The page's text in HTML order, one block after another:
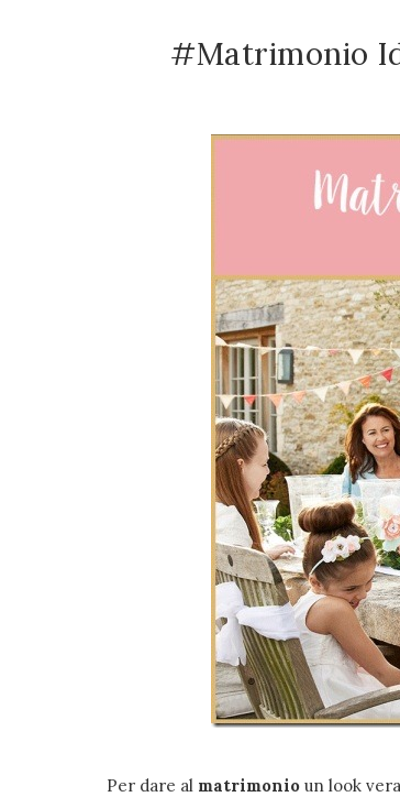
#Matrimonio
Per dare al matrimonio un look